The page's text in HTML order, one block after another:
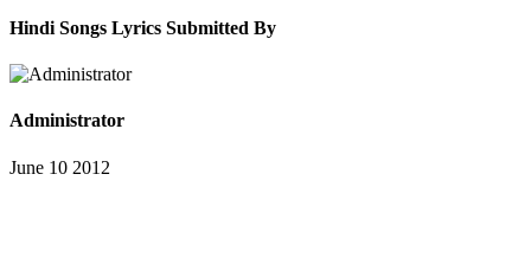
Hindi Songs Lyrics Submitted By
Administrator
June 10 2012